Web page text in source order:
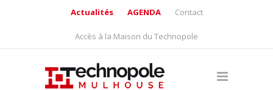
Actualités AGENDA Contact
Accès à la Maison du Technopole